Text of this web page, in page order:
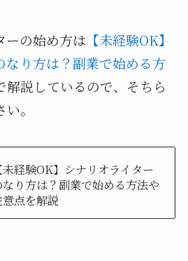
ーの始め方は 【未経験OK】
なり方は？副業で始める方
解説しているので、そちら
。
未経験OK】シナリオライター
なり方は？副業で始める方法や
点を解説